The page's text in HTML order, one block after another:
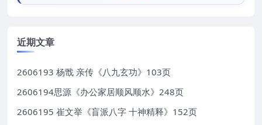
近期文章
2606193 杨戬 亲传《八九玄功》103页
2606194思源《办公家居顺风顺水》248页
2606195 崔文举《盲派八字 十神精释》152页